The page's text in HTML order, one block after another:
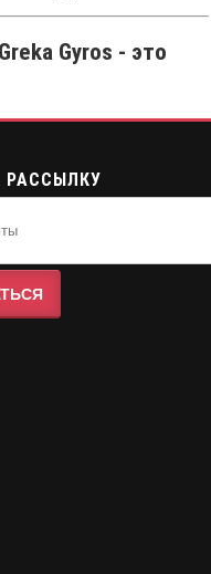
Gyros - это
РАССЫЛКУ